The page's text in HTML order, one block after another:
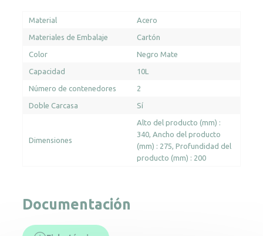
Material Acero
Materiales de Embalaje Cartón
Color Negro Mate
Capacidad 10L
Número de contenedores 2
Doble Carcasa Sí
Dimensiones
Alto del producto (mm) :
340 Ancho del producto
(mm) : 275 Profundidad del
producto (mm) : 200
Documentación